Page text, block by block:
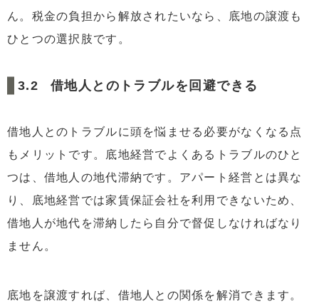
ん。税金の負担から解放されたいなら、底地の譲渡も
ひとつの選択肢です。
借地人とのトラブルを回避できる
借地人とのトラブルに頭を悩ませる必要がなくなる点
もメリットです。底地経営でよくあるトラブルのひと
つは、借地人の地代滞納です。アパート経営とは異な
り、底地経営では家賃保証会社を利用できないため、
借地人が地代を滞納したら自分で督促しなければなり
ません。
底地を譲渡すれば、借地人との関係を解消できます。